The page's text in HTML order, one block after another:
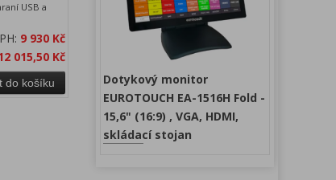
USB a
9 930 Kč
015,50 Kč
do košíku
Dotykový monitor
EUROTOUCH EA-1516H Fold -
15,6" (16:9) , VGA, HDMI,
skládací stojan